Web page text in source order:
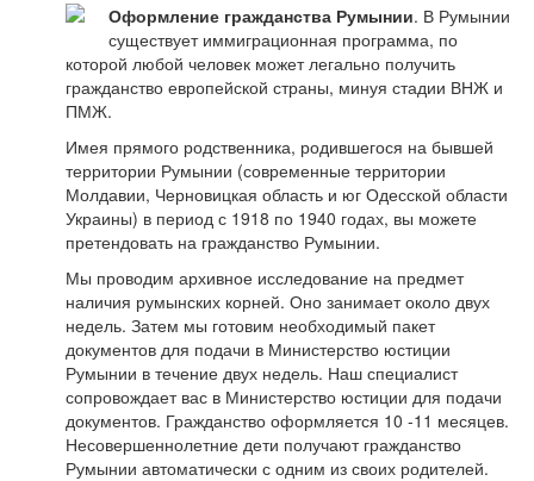
Оформление гражданства Румынии. В Румынии
существует иммиграционная программа, по
которой любой человек может легально получить
гражданство европейской страны, минуя стадии ВНЖ и
ПМЖ.
Имея прямого родственника, родившегося на бывшей
территории Румынии (современные территории
Молдавии, Черновицкая область и юг Одесской области
Украины) в период с 1918 по 1940 годах, вы можете
претендовать на гражданство Румынии.
Мы проводим архивное исследование на предмет
наличия румынских корней. Оно занимает около двух
недель. Затем мы готовим необходимый пакет
документов для подачи в Министерство юстиции
Румынии в течение двух недель. Наш специалист
сопровождает вас в Министерство юстиции для подачи
документов. Гражданство оформляется 10 -11 месяцев.
Несовершеннолетние дети получают гражданство
Румынии автоматически с одним из своих родителей.